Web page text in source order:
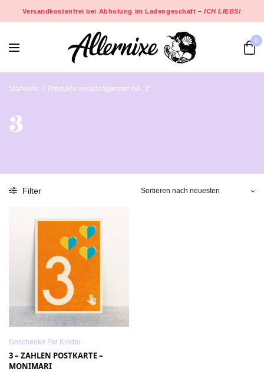
Versandkostenfrei bei Abholung im Ladengeschäft –ICH LIEBS!
0
Startseite / Produkte verschlagwortet mit „3“
3
Filter
Geschenke Für Kinder
3 – ZAHLEN POSTKARTE –
MONIMARI